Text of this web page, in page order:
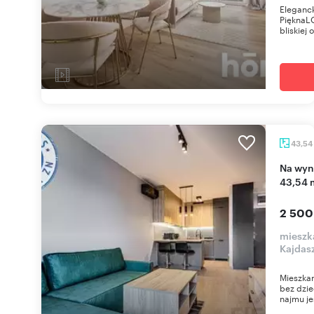
bliskiej
43,54
Na wynajem komfortowe 2-pokojowe mieszkanie
43,54
2
bez
najmu